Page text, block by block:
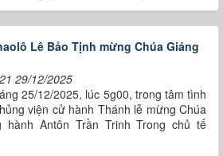
Lê Bảo Tịnh mừng Chúa Giáng
29/12/2025
25/12/2025, lúc 5g00, trong tâm tình
viện cử hành Thánh lễ mừng Chúa
hành Antôn Trần Trinh Trong chủ tế